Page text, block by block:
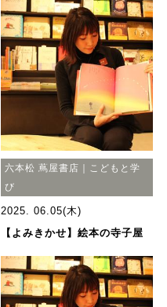
六本松 蔦屋書店｜こどもと学
び
2025. 06.05(木)
【よみきかせ】絵本の寺子屋